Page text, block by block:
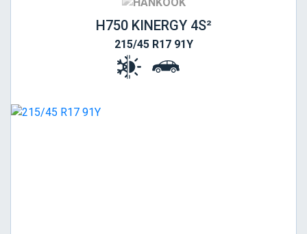
H750 KINERGY 4S²
215/45 R17 91Y